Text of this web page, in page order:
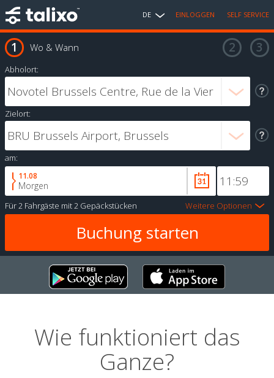
DE EINLOGGEN SELF SERVICE
Wo & Wann
Abholort:
Zielort:
am:
11.08
Morgen
Für2 Fahrgäste mit2 Gepäckstücken Weitere Optionen
Wie funktioniert das
Ganze?